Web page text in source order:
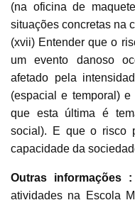
(na oficina de
situações concretas na
(xvii) Entender que o
um evento danoso
afetado pela
(espacial e temporal)
que esta última é
social). E que o risco
capacidade da
Outras informações :
atividades na Escola